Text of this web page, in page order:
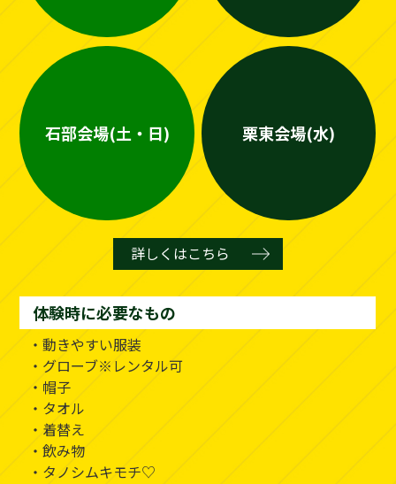
石部会場(土・日) 栗東会場(水)
詳しくはこちら
体験時に必要なもの
・動きやすい服装
・グローブ※レンタル可
・帽子
・タオル
・着替え
・飲み物
・タノシムキモチ♡